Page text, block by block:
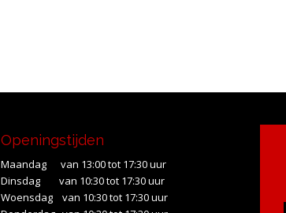
Openingstijden
Maandag van 13:00 tot 17:30 uur
Dinsdag van 10:30 tot 17:30 uur
Woensdag van 10:30 tot 17:30 uur